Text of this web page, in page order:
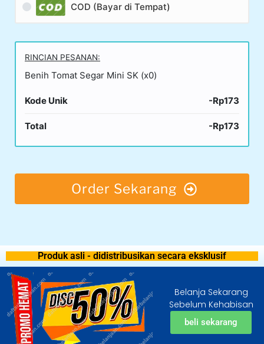
COD (Bayar di Tempat)
RINCIAN PESANAN:
Benih Tomat Segar Mini SK (x0)
Kode Unik -Rp173
Total -Rp173
Order Sekarang
Produk asli - didistribusikan secara eksklusif
Belanja Sekarang
Sebelum Kehabisan
beli sekarang